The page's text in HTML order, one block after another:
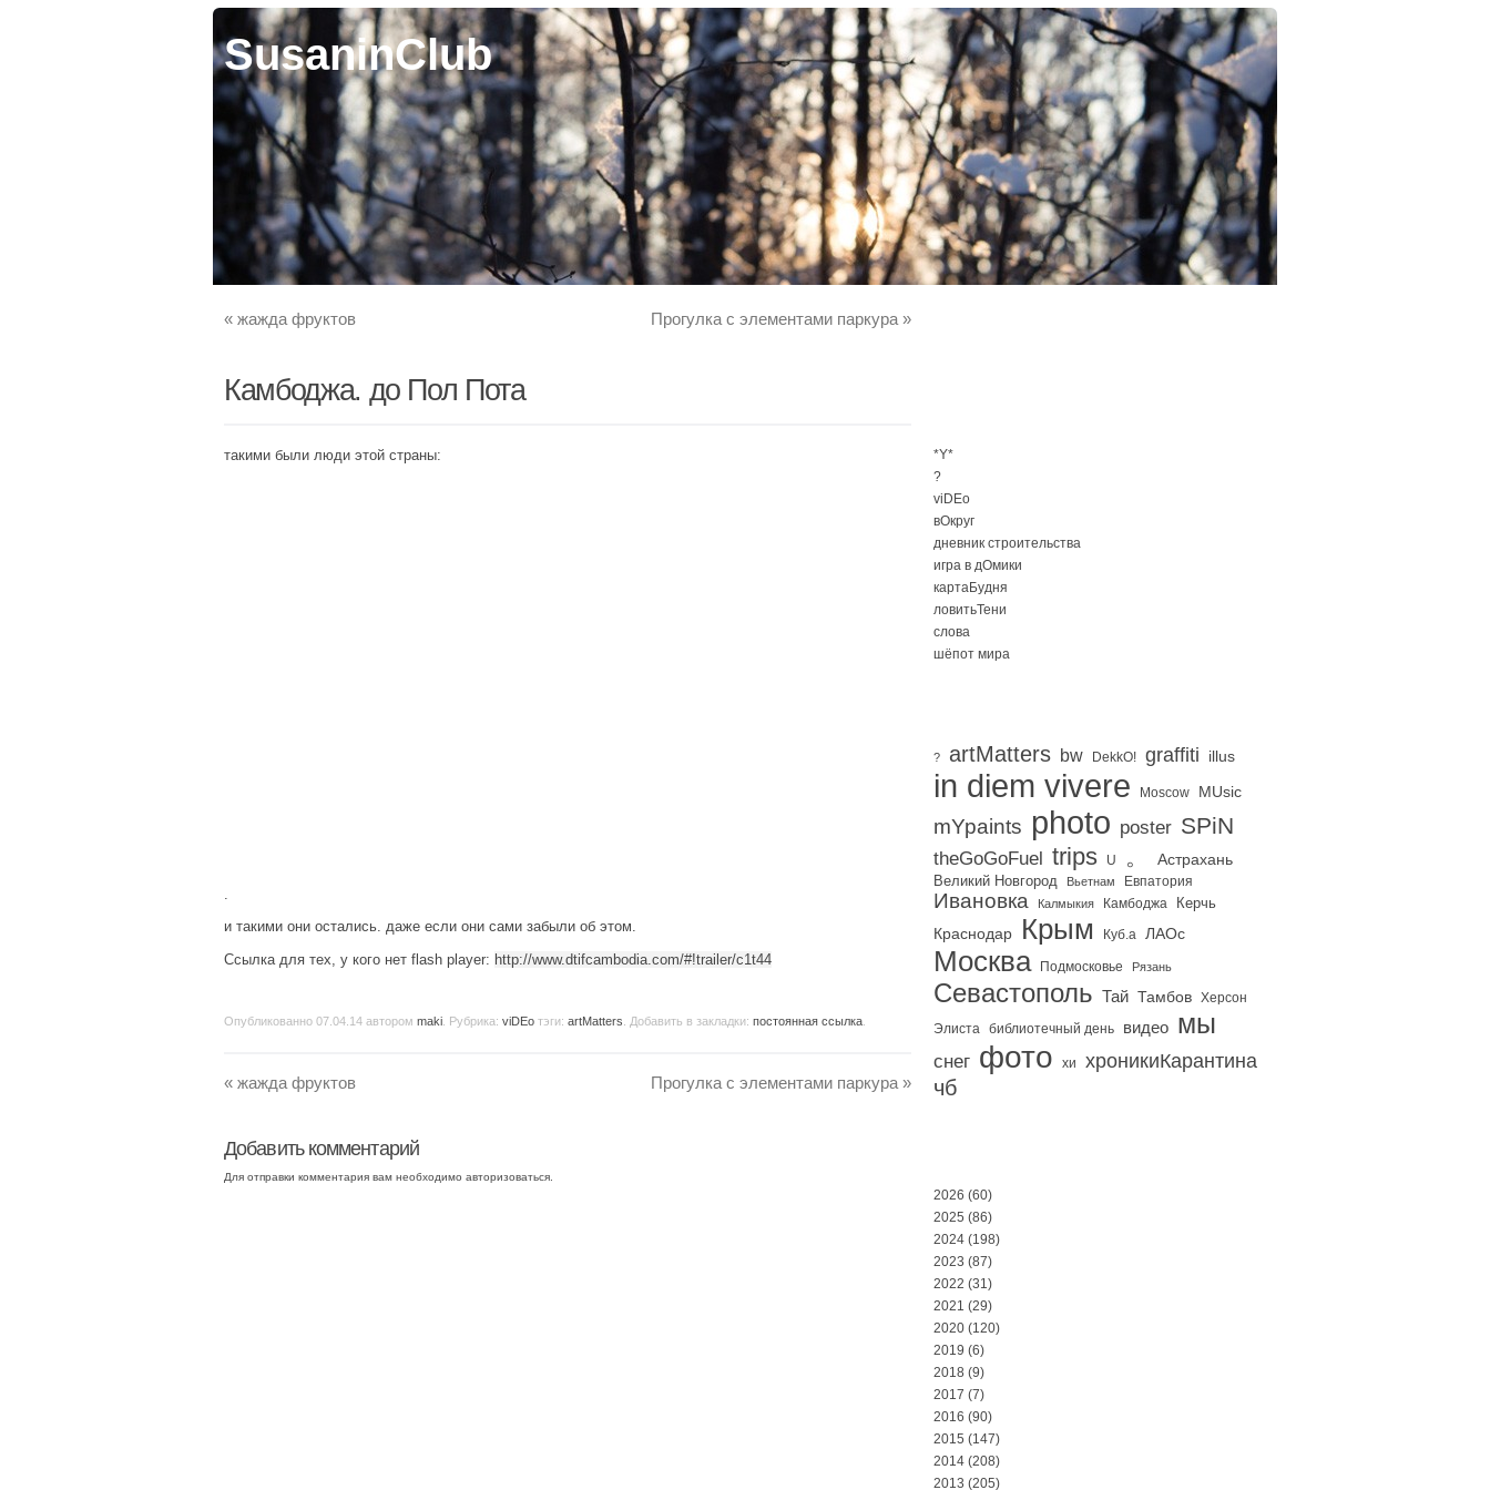
SusaninClub
« жажда фруктов Прогулка с элементами паркура »
Камбоджа. до Пол Пота
такими были люди этой страны:
и такими они остались. даже если они сами забыли об этом.
Ссылка для тех, у кого нет flash player: http://www.dtifcambodia.com/#!trailer/c1t44
Опубликованно 07.04.14 автором maki . Рубрика: viDEo тэги: artMatters . Добавить в закладки: постоянная ссылка
« жажда фруктов Прогулка с элементами паркура »
Добавить комментарий
Для отправки комментария вам необходимо авторизоваться
*Y*
?
viDEo
вОкруг
дневник строительства
игра в дОмики
картаБудня
ловитьТени
слова
шёпот мира
? artMatters bw DekkO! graffiti illus
in diem vivere Moscow MUsic
mYpaints photo poster SPiN
theGoGoFuel trips U 。 Астрахань
Великий Новгород Вьетнам Евпатория
Ивановка Калмыкия Камбоджа Керчь
Краснодар Крым Куб.а ЛАОс
Москва Подмосковье Рязань
Севастополь Тай Тамбов Херсон
Элиста библиотечный день видео мы
снег фото хи хроникиКарантина
чб
2026 (60)
2025 (86)
2024 (198)
2023 (87)
2022 (31)
2021 (29)
2020 (120)
2019 (6)
2018 (9)
2017 (7)
2016 (90)
2015 (147)
2014 (208)
2013 (205)